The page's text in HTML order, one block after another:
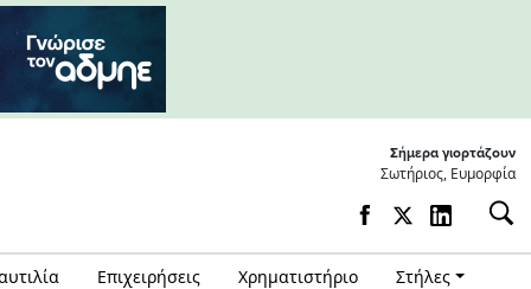
Σήμερα γιορτάζουν
Σωτήριος, Ευμορφία
Επιχειρήσεις Χρηματιστήριο Στήλες